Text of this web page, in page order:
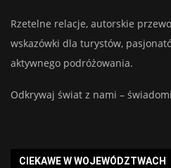
Rzetelne relacje, autorskie
wskazówki dla turystów,
aktywnego podróżowania.
Odkrywaj świat z nami –
CIEKAWE W WOJEWÓDZTWACH